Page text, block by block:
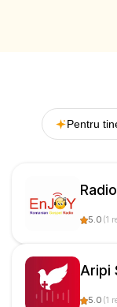
Pentru
5.0 (1
Aripi
5.0 (1